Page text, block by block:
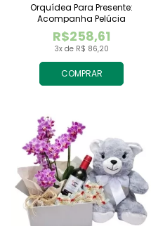
COMPRAR
3x de R$ 86,20
R$258,61
Orquídea Para Presente:
Acompanha Pelúcia